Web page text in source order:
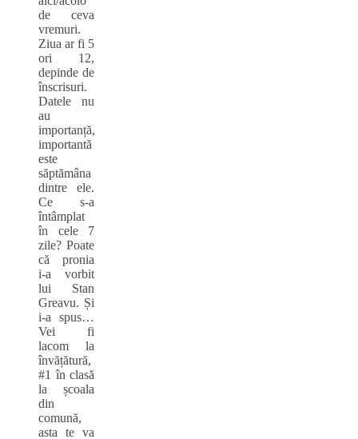
de ceva
vremuri.
Ziua ar fi 5
ori 12,
depinde de
înscrisuri.
Datele nu
au
importanță,
importantă
este
săptămâna
dintre ele.
Ce s‑a
întâmplat
în cele 7
zile? Poate
că pronia
i‑a vorbit
lui Stan
Greavu. Și
i‑a spus…
Vei fi
lacom la
învățătură,
#1 în clasă
la școala
din
comună,
asta te va